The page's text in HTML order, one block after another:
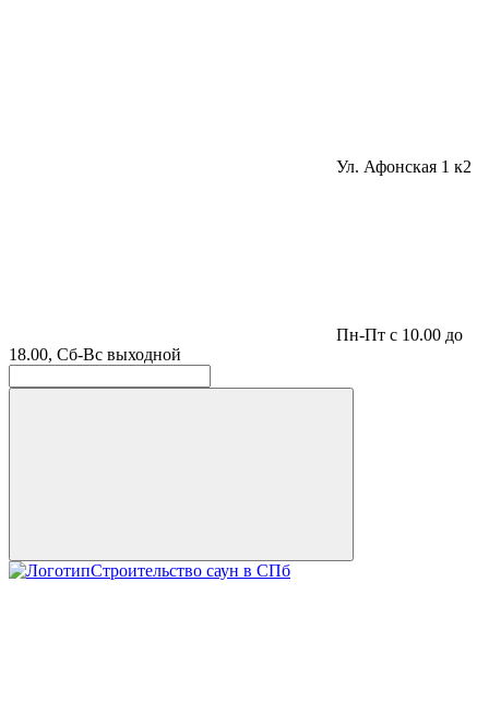
Ул. Афонская 1 к2
Пн-Пт с 10.00 до
18.00, Сб-Вс выходной
Строительство саун в СПб